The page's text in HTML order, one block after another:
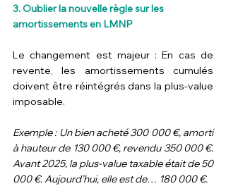
3. Oublier la nouvelle règle sur les
amortissements en LMNP
Le changement est majeur : En cas de
revente, les amortissements cumulés
doivent être réintégrés dans la plus-value
imposable.
Exemple : Un bien acheté 300 000 €, amorti
à hauteur de 130 000 €, revendu 350 000 €.
Avant 2025, la plus-value taxable était de 50
000 €. Aujourd’hui, elle est de… 180 000 €.